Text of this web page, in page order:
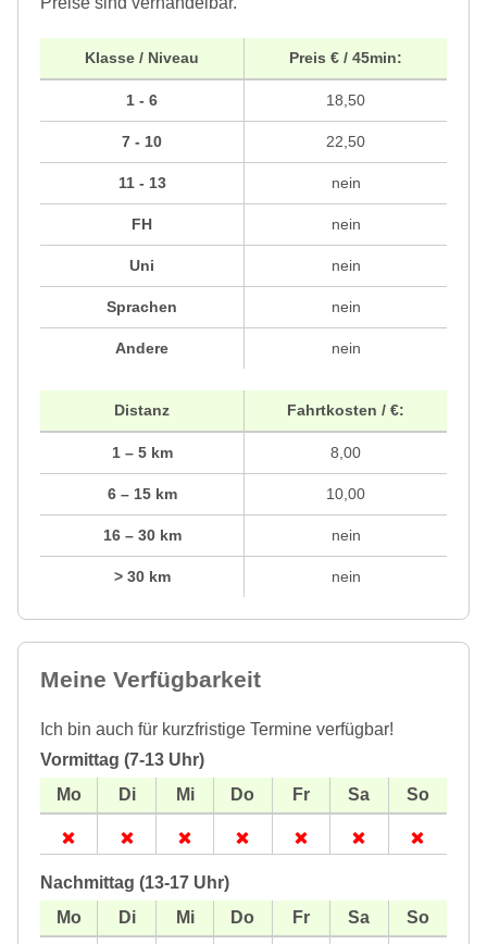
Klasse / Niveau
1 - 6
7 - 10
11 - 13
FH
Uni
Sprachen
Andere
Preis € / 45min:
18,50
22,50
nein
nein
nein
nein
nein
Distanz
1 – 5 km
6 – 15 km
16 – 30 km
> 30 km
Fahrtkosten / €:
8,00
10,00
nein
nein
Meine Verfügbarkeit
Ich bin auch für kurzfristige Termine verfügbar!
Vormittag (7-13 Uhr)
Nachmittag (13-17 Uhr)